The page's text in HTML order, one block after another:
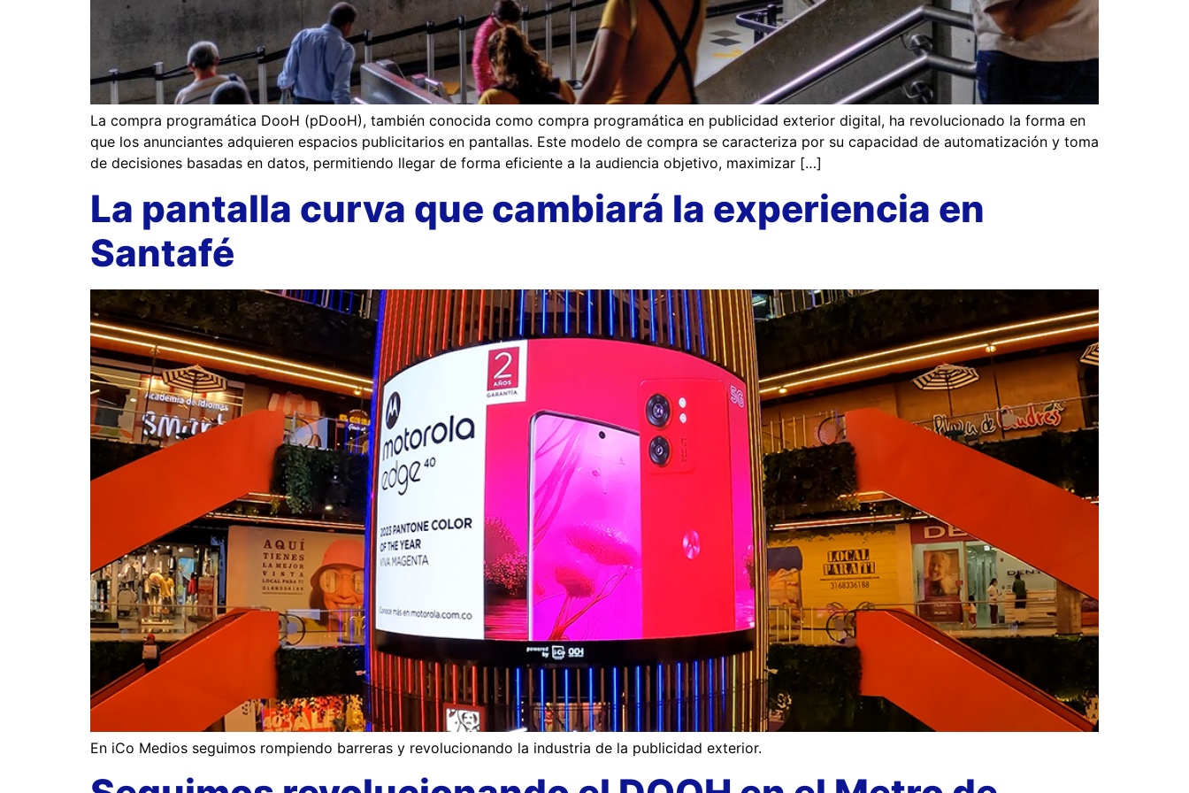
La compra programática DooH (pDooH), también conocida como compra programática en publicidad exterior digital, ha revolucionado la forma en
que los anunciantes adquieren espacios publicitarios en pantallas. Este modelo de compra se caracteriza por su capacidad de automatización y toma
de decisiones basadas en datos, permitiendo llegar de forma eficiente a la audiencia objetivo, maximizar […]
La pantalla curva que cambiará la experiencia en
Santafé
En iCo Medios seguimos rompiendo barreras y revolucionando la industria de la publicidad exterior.